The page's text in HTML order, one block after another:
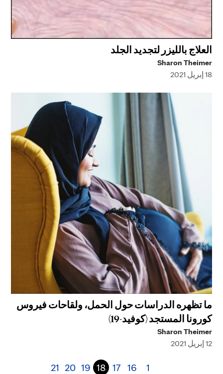
العلاج بالليزر لتجديد الجلد
Sharon Theimer
18 إبريل 2021
ما تظهره الدراسات حول الحمل، ولقاحات فيروس
كورونا المستجد (كوفيد-19)
Sharon Theimer
12 إبريل 2021
1
16
17
18
19
20
21